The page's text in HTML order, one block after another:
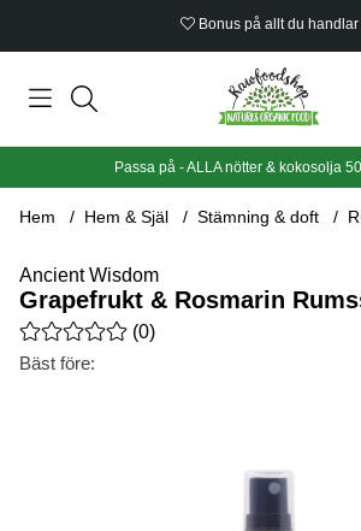
Bonus på allt du handlar
Passa på - ALLA nötter & kokosolja
Hem Hem & Själ Stämning & doft
Ancient Wisdom
Grapefrukt & Rosmarin
Medelbetyg 0 av 5 Antal betyg 0
(0)
Bäst före: